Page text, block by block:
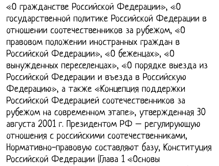
«О гражданстве Российской Федерации», «О
государственной политике Российской Федерации в
отношении соотечественников за рубежом, «О
правовом положении иностранных граждан в
Российской Федерации», «О беженцах», «О
вынужденных переселенцах», «О порядке выезда из
Российской Федерации и въезда в Российскую
Федерацию», а также «Концепция поддержки
Российской Федерацией соотечественников за
рубежом на современном этапе», утвержденная 30
августа 2001 г. Президентом РФ – регулирующую
отношения с российскими соотечественниками,
Нормативно-правовую составляют базу, Конституция
Российской Федерации (Глава 1 «Основы